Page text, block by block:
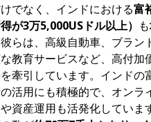
でなく、インドにおける富
が3万5,000USドル以上） も
らは、高級自動車、ブラン
教育サービスなど、高付加
牽引しています。インドの
活用にも積極的で、オンラ
資産運用も活発化していま